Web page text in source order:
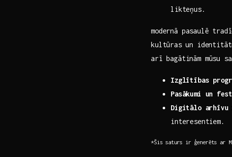
likteņus.
modernā pasaulē⁤
kultūras ⁤un
arī bagātinām mūsu
Izglītības
Pasākumi un
Digitālo arhīvu
interesentiem.
*Šis saturs ir ģenerēts‍ ar